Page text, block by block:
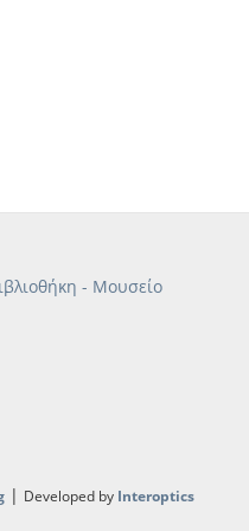
- Μουσείο
| Developed by Interoptics